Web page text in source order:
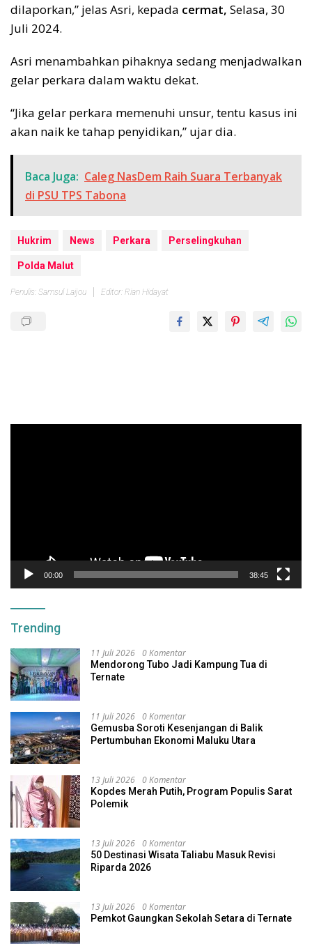
dilaporkan,” jelas Asri, kepada cermat, Selasa, 30
Juli 2024.
Asri menambahkan pihaknya sedang menjadwalkan
gelar perkara dalam waktu dekat.
“Jika gelar perkara memenuhi unsur, tentu kasus ini
akan naik ke tahap penyidikan,” ujar dia.
Baca Juga: Caleg NasDem Raih Suara Terbanyak
di PSU TPS Tabona
Hukrim News Perkara Perselingkuhan
Polda Malut
Penulis: Samsul Laijou Editor: Rian Hidayat
00:00 38:45
Trending
11 Juli 2026 0 Komentar
Mendorong Tubo Jadi Kampung Tua di
Ternate
11 Juli 2026 0 Komentar
Gemusba Soroti Kesenjangan di Balik
Pertumbuhan Ekonomi Maluku Utara
13 Juli 2026 0 Komentar
Kopdes Merah Putih, Program Populis Sarat
Polemik
13 Juli 2026 0 Komentar
50 Destinasi Wisata Taliabu Masuk Revisi
Riparda 2026
13 Juli 2026 0 Komentar
Pemkot Gaungkan Sekolah Setara di Ternate